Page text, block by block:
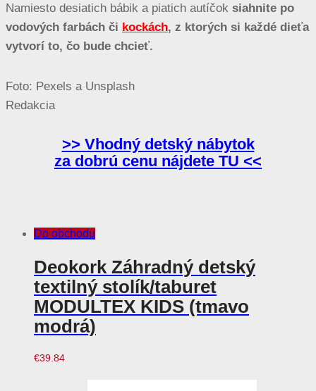
Namiesto desiatich bábik a piatich autíčok siahnite po
vodových farbách či kockách, z ktorých si každé dieťa
vytvorí to, čo bude chcieť.
Foto: Pexels a Unsplash
Redakcia
>> Vhodný detský nábytok
za dobrú cenu nájdete TU <<
Do obchodu
Deokork Záhradný detský
textilný stolík/taburet
MODULTEX KIDS (tmavo
modrá)
€39.84